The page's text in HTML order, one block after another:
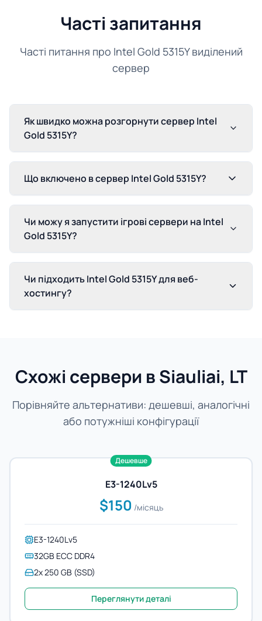
Часті запитання
Часті питання про Intel Gold 5315Y виділений
сервер
Як швидко можна розгорнути сервер Intel
Gold 5315Y?
Що включено в сервер Intel Gold 5315Y?
Чи можу я запустити ігрові сервери на Intel
Gold 5315Y?
Чи підходить Intel Gold 5315Y для веб-
хостингу?
Схожі сервери в Siauliai, LT
Порівняйте альтернативи: дешевші, аналогічні
або потужніші конфігурації
Дешевше
E3-1240Lv5
$150 /місяць
E3-1240Lv5
32GB ECC DDR4
2x 250 GB (SSD)
Переглянути деталі